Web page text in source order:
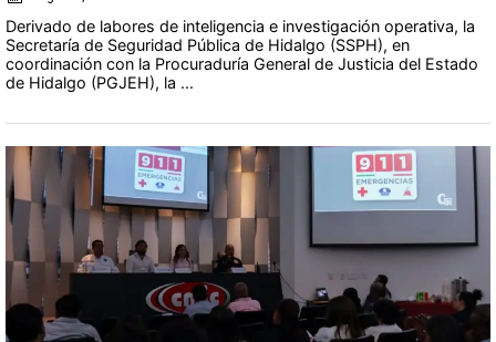
Derivado de labores de inteligencia e investigación operativa, la
Secretaría de Seguridad Pública de Hidalgo (SSPH), en
coordinación con la Procuraduría General de Justicia del Estado
de Hidalgo (PGJEH), la ...